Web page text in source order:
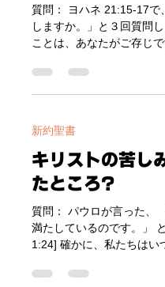
す。しかし、彼らのほう
ない、悟ろうとしないと
彼らを理解させなかった
のような聞く耳のない、
質問： ヨハネ 21:15-17で
しますか。」と３回質問
ことは、あなたがご存じ
ガパオーしますか？」、
ィレオーしますか？」と
ます」と回答しています
うか。 質問③イエス様が
いの違いがあったのでし
せていただきます。 質問
イエスが十字架にかかる
否定したので、復活され
回復するために、イエス
ていたのではなく、ペテ
新約聖書
キリストの苦し
たところ?
質問： パウロが言った、
満たしているのです。」
1:24] 確かに、私たちはい
ウロといえど人間がそれ